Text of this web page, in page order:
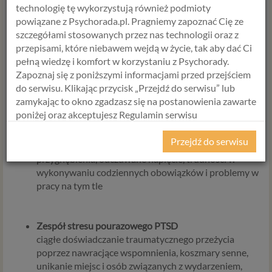
Relacje z innymi ludźmi
problemy w związku z realacją swoich potrzeb, uczuć,
lęk przed bliskością, nieumiejętność stawiania granic
osobistych , niska lub zaniżona samocena,
perfekcjonizm, podwyższone poczucie
odpowiedzialności za innych, trudność w
odseparowaniu się od rodziców
niepewność co do przyszłości, poczucie bezradności i
wykonywaniu codziennych obowiązków i problemy w
pracy na tym tle
Zespół stresu pourazowego PTSD
ciągłe doświadczanie traumatycznego przeżycia
poprzez nawracjące wspomnienia, koszmary senne,
unikanie miejsc i osób związanych z wydarzeniem,
technologię tę wykorzystują również podmioty
powiązane z Psychorada.pl. Pragniemy zapoznać Cię ze
szczegółami stosowanych przez nas technologii oraz z
przepisami, które niebawem wejdą w życie, tak aby dać Ci
pełną wiedzę i komfort w korzystaniu z Psychorady.
Zapoznaj się z poniższymi informacjami przed przejściem
do serwisu. Klikając przycisk „Przejdź do serwisu” lub
zamykając to okno zgadzasz się na postanowienia zawarte
poniżej oraz akceptujesz Regulamin serwisu
Psychorada.pl i Politykę Prywatności.
Z dniem 25 maja 2018 r. rozpoczyna obowiązywanie
Rozporządzenie Parlamentu Europejskiego i Rady (UE)
osobowych i w sprawie swobodnego przepływu takich
danych oraz uchylenia dyrektywy 95/46/WE (określane
popularnie jako „RODO”). RODO obowiązywać będzie w
identycznym zakresie we wszystkich krajach Unii
Przejdź do serwisu